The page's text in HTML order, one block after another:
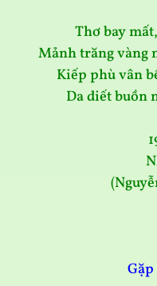
Thơ bay
Mảnh trăng vàng
Kiếp phù vân
Da diết buồn